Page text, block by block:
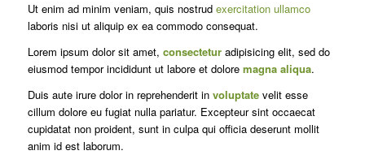
Ut enim ad minim veniam, quis nostrud exercitation ullamco
laboris nisi ut aliquip ex ea commodo consequat.
Lorem ipsum dolor sit amet, consecteturadipisicing elit, sed do
eiusmod tempor incididunt ut labore et dolore magna aliqua.
Duis aute irure dolor in reprehenderit in voluptatevelit esse
cillum dolore eu fugiat nulla pariatur. Excepteur sint occaecat
cupidatat non proident, sunt in culpa qui officia deserunt mollit
anim id est laborum.